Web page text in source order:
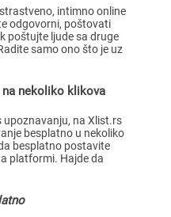
intimno online
odgovorni, poštovati
poštujte ljude sa druge
samo ono što je uz
nekoliko klikova
upoznavanju, na Xlist.rs
besplatno u nekoliko
besplatno postavite
platformi. Hajde da